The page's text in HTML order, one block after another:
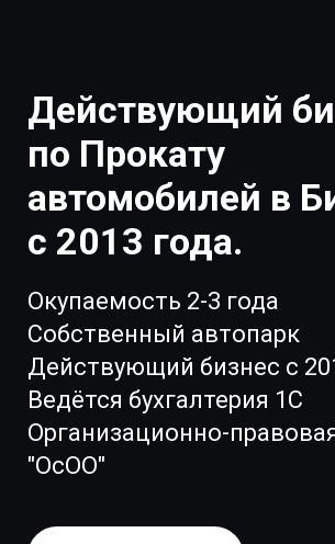
Действующий
по Прокату
автомобилей в
с 2013 года.
Окупаемость 2-3 года
Собственный автопарк
Действующий бизнес с
Ведётся бухгалтерия 1С
Организационно-
"ОсОО"